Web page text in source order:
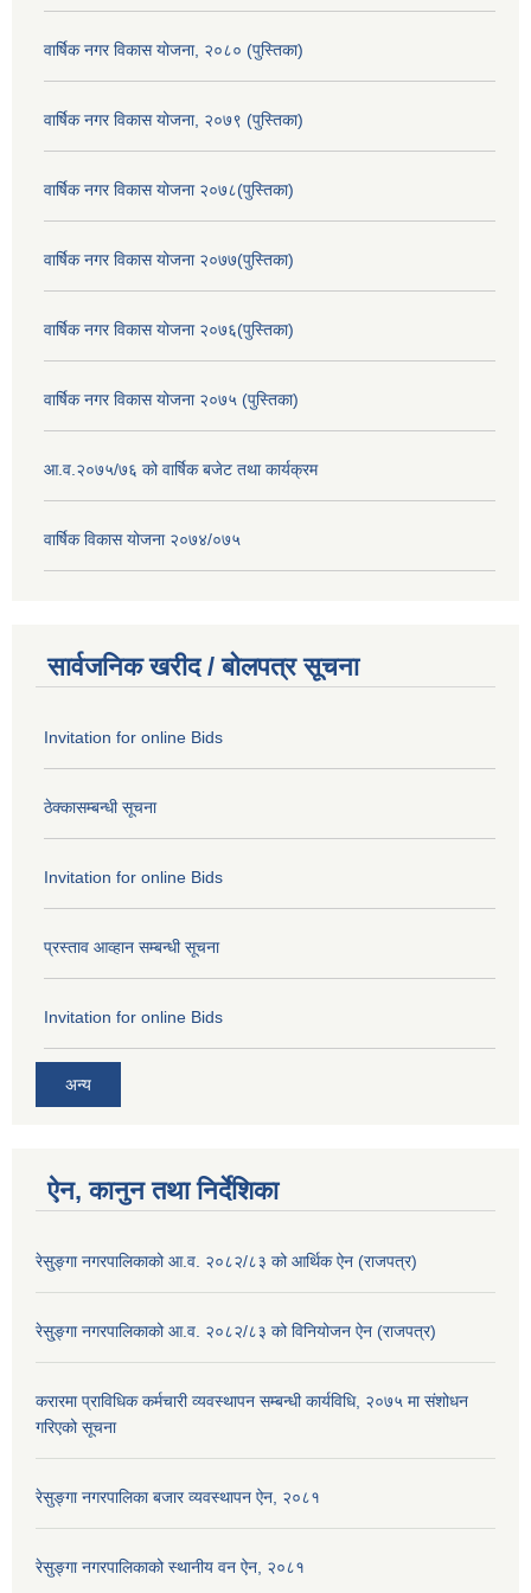
वार्षिक नगर विकास योजना, २०८० (पुस्तिका)
वार्षिक नगर विकास योजना, २०७९ (पुस्तिका)
वार्षिक नगर विकास योजना २०७८(पुस्तिका)
वार्षिक नगर विकास योजना २०७७(पुस्तिका)
वार्षिक नगर विकास योजना २०७६(पुस्तिका)
वार्षिक नगर विकास योजना २०७५ (पुस्तिका)
आ.व.२०७५/७६ को वार्षिक बजेट तथा कार्यक्रम
वार्षिक विकास योजना २०७४/०७५
सार्वजनिक खरीद / बोलपत्र सूचना
Invitation for online Bids
ठेक्कासम्बन्धी सूचना
Invitation for online Bids
प्रस्ताव आव्हान सम्बन्धी सूचना
Invitation for online Bids
अन्य
ऐन, कानुन तथा निर्देशिका
रेसु्ङ्गा नगरपालिकाको आ.व. २०८२/८३ को आर्थिक ऐन (राजपत्र)
रेसु्ङ्गा नगरपालिकाको आ.व. २०८२/८३ को विनियोजन ऐन (राजपत्र)
करारमा प्राविधिक कर्मचारी व्यवस्थापन सम्बन्धी कार्यविधि, २०७५ मा संशोधन
गरिएको सूचना
रेसुङ्गा नगरपालिका बजार व्यवस्थापन ऐन, २०८१
रेसुङ्गा नगरपालिकाको स्थानीय वन ऐन, २०८१